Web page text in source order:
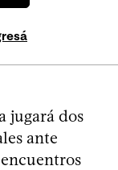
jugará dos
ante